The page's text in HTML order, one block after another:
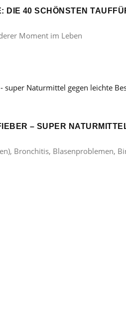
DIE 40 SCHÖNSTEN
Moment im Leben
– SUPER
Bronchitis, Blasenproblemen,